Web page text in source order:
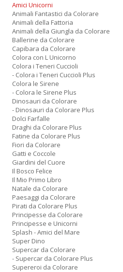
Amici Unicorni
Animali Fantastici da Colorare
Animali della Fattoria
Animali della Giungla da Colorare
Ballerine da Colorare
Capibara da Colorare
Colora con L Unicorno
Colora i Teneri Cuccioli
- Colora i Teneri Cuccioli Plus
Colora le Sirene
- Colora le Sirene Plus
Dinosauri da Colorare
- Dinosauri da Colorare Plus
Dolci Farfalle
Draghi da Colorare Plus
Fatine da Colorare Plus
Fiori da Colorare
Gatti e Coccole
Giardini del Cuore
Il Bosco Felice
Il Mio Primo Libro
Natale da Colorare
Paesaggi da Colorare
Pirati da Colorare Plus
Principesse da Colorare
Principesse e Unicorni
Splash - Amici del Mare
Super Dino
Supercar da Colorare
- Supercar da Colorare Plus
Supereroi da Colorare